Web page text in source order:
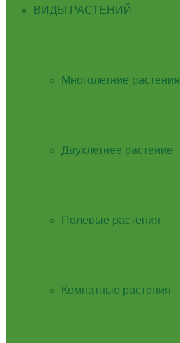
ВИДЫ РАСТЕНИЙ
Многолетние растения
Двухлетнее растение
Полевые растения
Комнатные растения